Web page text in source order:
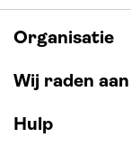
Moulin Rouge
Edinburgh Castle
Alhambra
Organisatie
Wij raden aan
Hulp